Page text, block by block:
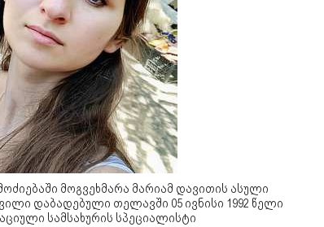
მოგვეხმარა მარიამ დავითის ასული
დაბადებული თელავში 05 ივნისი 1992 წელი
სამსახურის სპეციალისტი